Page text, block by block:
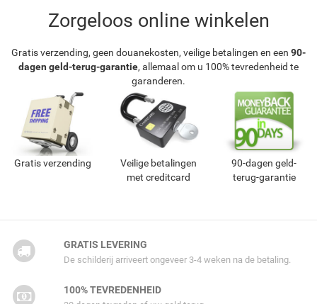
Zorgeloos online winkelen
Gratis verzending, geen douanekosten, veilige betalingen en een 90-
dagen geld-terug-garantie, allemaal om u 100% tevredenheid te
garanderen.
Gratis verzending
Veilige betalingen
met creditcard
90-dagen geld-
terug-garantie
GRATIS LEVERING
De schilderij arriveert ongeveer 3-4 weken na de betaling.
100% TEVREDENHEID